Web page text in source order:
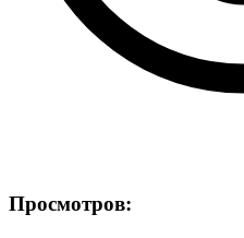
Просмотров: